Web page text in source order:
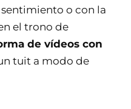
o con la
el trono de
de vídeos con
tuit a modo de